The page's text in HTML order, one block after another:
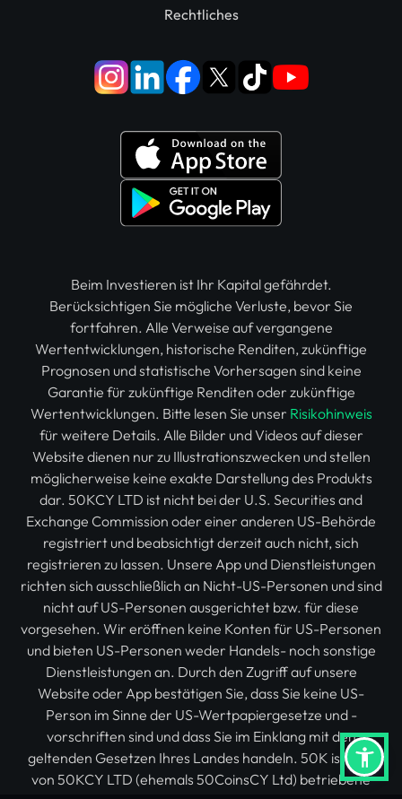
Rechtliches
Beim Investieren ist Ihr Kapital gefährdet.
Berücksichtigen Sie mögliche Verluste, bevor Sie
fortfahren. Alle Verweise auf vergangene
Wertentwicklungen, historische Renditen, zukünftige
Prognosen und statistische Vorhersagen sind keine
Garantie für zukünftige Renditen oder zukünftige
Wertentwicklungen. Bitte lesen Sie unser Risikohinweis
für weitere Details. Alle Bilder und Videos auf dieser
Website dienen nur zu Illustrationszwecken und stellen
möglicherweise keine exakte Darstellung des Produkts
dar. 50KCY LTD ist nicht bei der U.S. Securities and
Exchange Commission oder einer anderen US-Behörde
registriert und beabsichtigt derzeit auch nicht, sich
registrieren zu lassen. Unsere App und Dienstleistungen
richten sich ausschließlich an Nicht-US-Personen und sind
nicht auf US-Personen ausgerichtet bzw. für diese
vorgesehen. Wir eröffnen keine Konten für US-Personen
und bieten US-Personen weder Handels- noch sonstige
Dienstleistungen an. Durch den Zugriff auf unsere
Website oder App bestätigen Sie, dass Sie keine US-
Person im Sinne der US-Wertpapiergesetze und -
vorschriften sind und dass Sie im Einklang mit den
geltenden Gesetzen Ihres Landes handeln. 50K ist eine
von 50KCY LTD (ehemals 50CoinsCY Ltd) betriebene